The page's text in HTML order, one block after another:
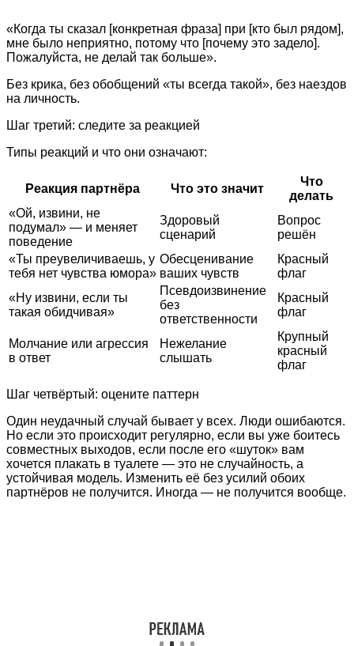
«Когда ты сказал [конкретная фраза] при [кто был рядом],
мне было неприятно, потому что [почему это задело].
Пожалуйста, не делай так больше».
Без крика, без обобщений «ты всегда такой», без наездов
на личность.
Шаг третий: следите за реакцией
Типы реакций и что они означают:
Реакция партнёра Что это значит
Что
делать
«Ой, извини, не
подумал» — и меняет
поведение
Здоровый
сценарий
Вопрос
решён
«Ты преувеличиваешь, у
тебя нет чувства юмора»
Обесценивание
ваших чувств
Красный
флаг
«Ну извини, если ты
такая обидчивая»
Псевдоизвинение
без
ответственности
Красный
флаг
Молчание или агрессия
в ответ
Нежелание
слышать
Крупный
красный
флаг
Шаг четвёртый: оцените паттерн
Один неудачный случай бывает у всех. Люди ошибаются.
Но если это происходит регулярно, если вы уже боитесь
совместных выходов, если после его «шуток» вам
хочется плакать в туалете — это не случайность, а
устойчивая модель. Изменить её без усилий обоих
партнёров не получится. Иногда — не получится вообще.